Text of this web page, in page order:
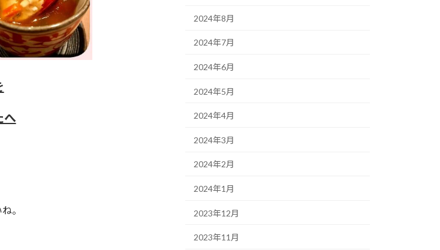
へ
。
2024年8月
2024年7月
2024年6月
2024年5月
2024年4月
2024年3月
2024年2月
2024年1月
2023年12月
2023年11月